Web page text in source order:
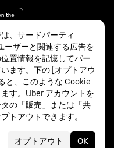
、サードパーティ
ーザーと関連する広告を
置情報を記憶してパー
ます。下の [オプトアウ
と、このような Cookie
す。Uber アカウントを
の「販売」または「共
トアウトできます。
オプトアウト OK